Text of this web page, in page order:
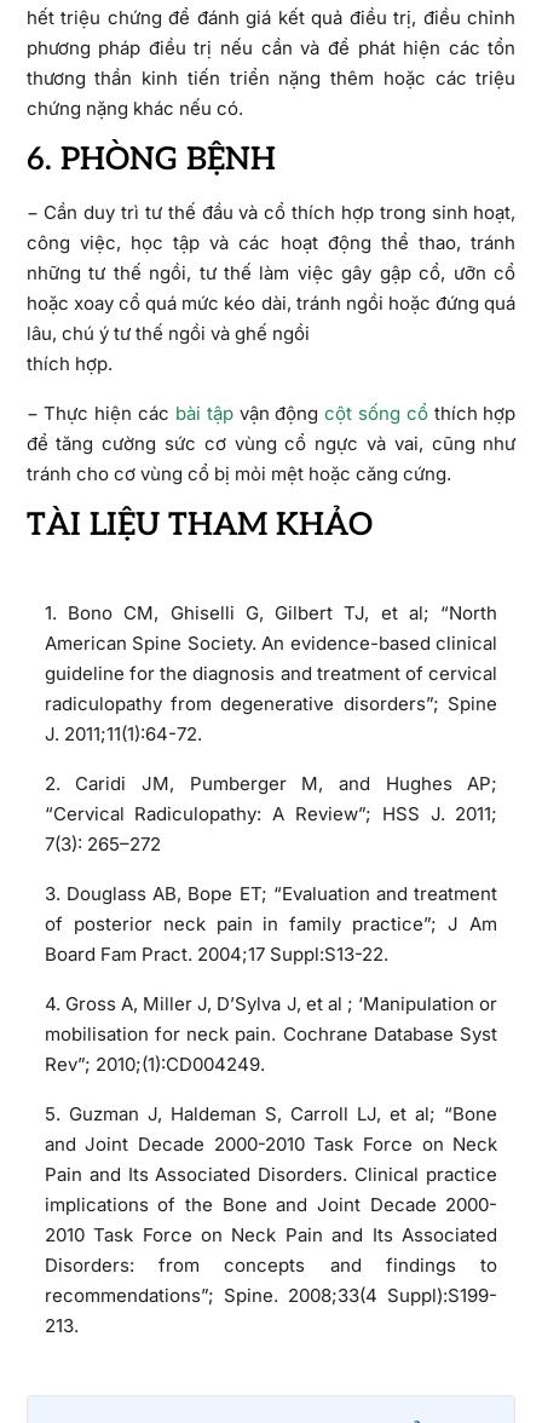
hết triệu chứng để đánh giá kết quả điều trị, điều chỉnh
phương pháp điều trị nếu cần và để phát hiện các tổn
thương thần kinh tiến triển nặng thêm hoặc các triệu
chứng nặng khác nếu có.
6. PHÒNG BỆNH
− Cần duy trì tư thế đầu và cổ thích hợp trong sinh hoạt,
công việc, học tập và các hoạt động thể thao, tránh
những tư thế ngồi, tư thế làm việc gây gập cổ, ưỡn cổ
hoặc xoay cổ quá mức kéo dài, tránh ngồi hoặc đứng quá
lâu, chú ý tư thế ngồi và ghế ngồi
thích hợp.
− Thực hiện các bài tậpvận độngcột sống cổthích hợp
để tăng cường sức cơ vùng cổ ngực và vai, cũng như
tránh cho cơ vùng cổ bị mỏi mệt hoặc căng cứng.
TÀI LIỆU THAM KHẢO
1. Bono CM, Ghiselli G, Gilbert TJ, et al; “North
American Spine Society. An evidence-based clinical
guideline for the diagnosis and treatment of cervical
radiculopathy from degenerative disorders”; Spine
J. 2011;11(1):64-72.
2. Caridi JM, Pumberger M, and Hughes AP;
“Cervical Radiculopathy: A Review”; HSS J. 2011;
7(3): 265–272
3. Douglass AB, Bope ET; “Evaluation and treatment
of posterior neck pain in family practice”; J Am
Board Fam Pract. 2004;17 Suppl:S13-22.
4. Gross A, Miller J, D’Sylva J, et al ; ‘Manipulation or
mobilisation for neck pain. Cochrane Database Syst
Rev”; 2010;(1):CD004249.
5. Guzman J, Haldeman S, Carroll LJ, et al; “Bone
and Joint Decade 2000-2010 Task Force on Neck
Pain and Its Associated Disorders. Clinical practice
implications of the Bone and Joint Decade 2000-
2010 Task Force on Neck Pain and Its Associated
Disorders: from concepts and findings to
recommendations”; Spine. 2008;33(4 Suppl):S199-
213.